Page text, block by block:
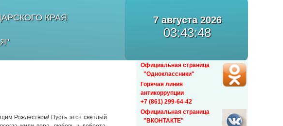
КРАЯ
7 августа 2026
03:43:48
Рождеством! Пусть этот светлый
Официальная страница
"Одноклассники"
Горячая линия
антикоррупции
+7 (861) 299-64-42
Официальная страница
"ВКОНТАКТЕ"